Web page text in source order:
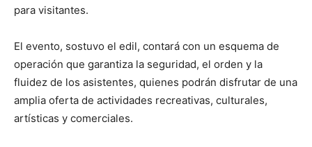
para visitantes.
El evento, sostuvo el edil, contará con un esquema de
operación que garantiza la seguridad, el orden y la
fluidez de los asistentes, quienes podrán disfrutar de una
amplia oferta de actividades recreativas, culturales,
artísticas y comerciales.